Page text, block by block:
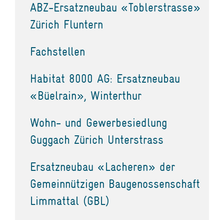
ABZ-Ersatzneubau «Toblerstrasse»
Zürich Fluntern
Fachstellen
Habitat 8000 AG: Ersatzneubau
«Büelrain», Winterthur
Wohn- und Gewerbesiedlung
Guggach Zürich Unterstrass
Ersatzneubau «Lacheren» der
Gemeinnützigen Baugenossenschaft
Limmattal (GBL)